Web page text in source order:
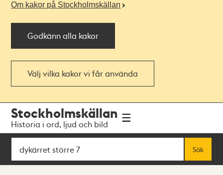
Om kakor på Stockholmskällan
Godkänn alla kakor
Välj vilka kakor vi får använda
navigationen
huvudinnehållet
Stockholmskällan
Historia i ord, ljud och bild
Sök
Sök